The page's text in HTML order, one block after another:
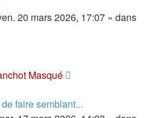
20 mars 2026, 17:07 » dans
Masqué
faire semblant...